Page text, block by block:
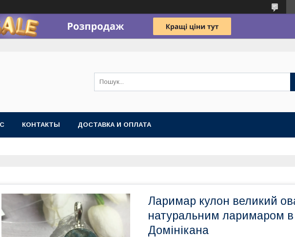
КОНТАКТЫ ДОСТАВКА И ОПЛАТА
Ларимар кулон великий
натуральним ларимаром в
Домінікана